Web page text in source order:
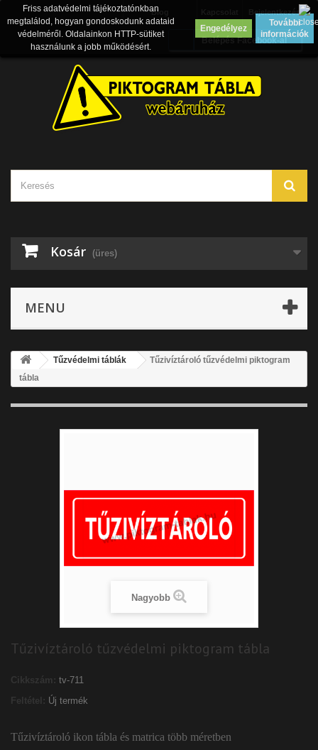
Bejelentkezés
Blog
Belépés Facebook-al
Kosár (üres)
MENU
Friss adatvédelmi tájékoztatónkban
megtalálod, hogyan gondoskodunk adataid
védelméről. Oldalainkon HTTP-sütiket
használunk a jobb működésért.
Engedélyez
További
információk
Tűzvédelmi táblák
Tűzivíztároló tűzvédelmi piktogram
tábla
Nagyobb
Tűzivíztároló tűzvédelmi piktogram tábla
Cikkszám: tv-711
Feltétel: Új termék
Tűzivíztároló ikon tábla és matrica több méretben